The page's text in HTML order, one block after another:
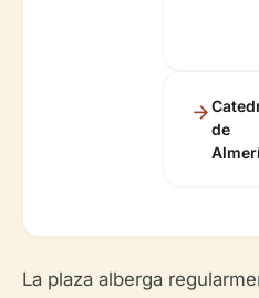
de
La plaza alberga